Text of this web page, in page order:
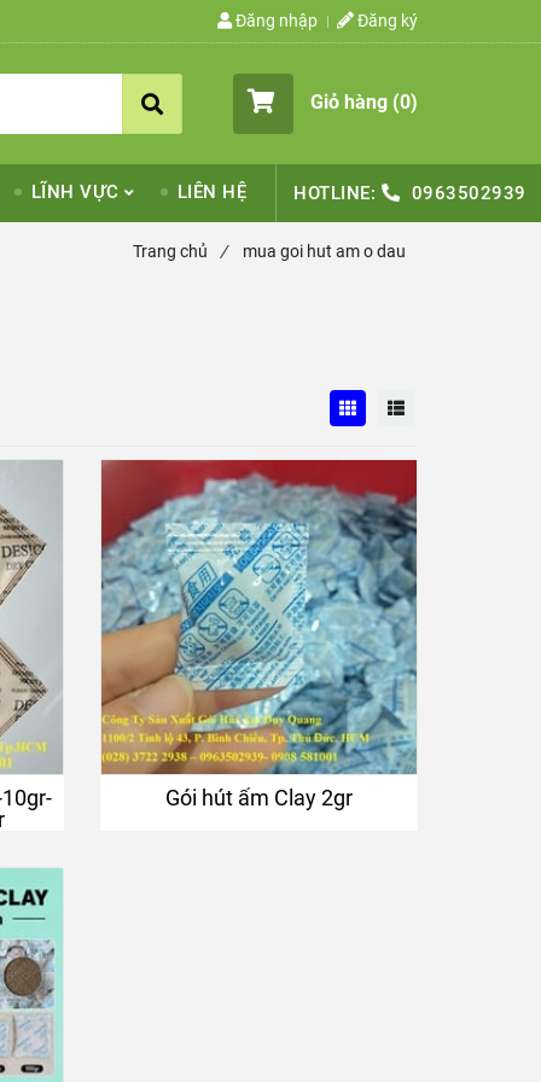
Đăng nhập Đăng ký
Giỏ hàng (0)
LĨNH VỰC LIÊN HỆ HOTLINE: 0963502939
Trang chủ / mua goi hut am o dau
Gói hút ẩm Clay 2gr